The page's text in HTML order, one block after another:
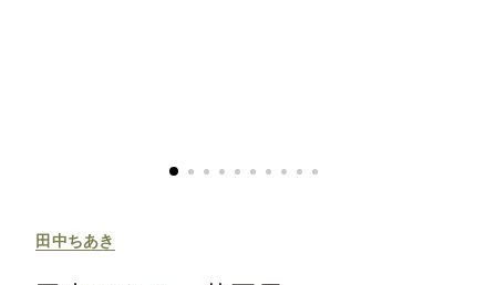
田中ちあき